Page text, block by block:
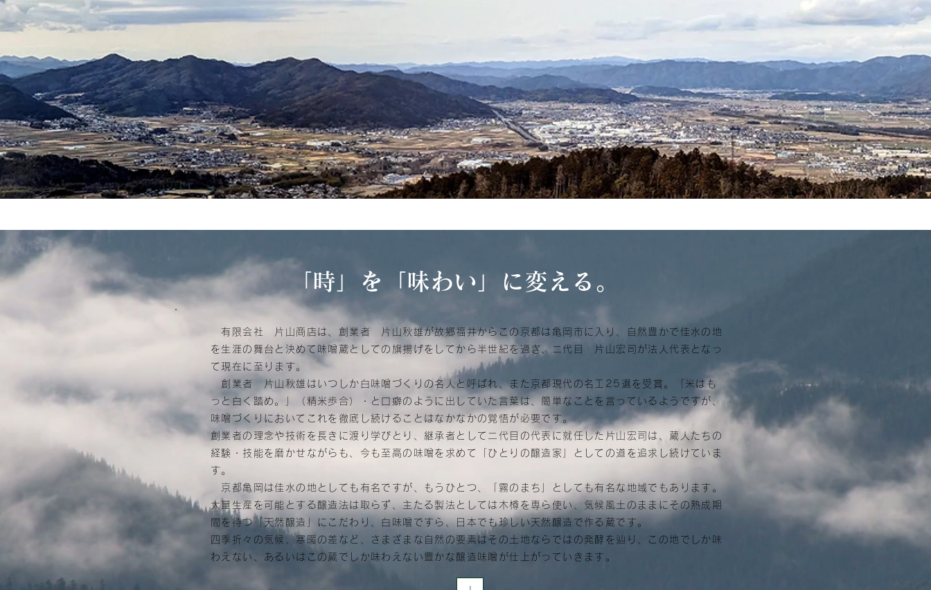
「時」を「味わい」に変える。
有限会社 片山商店は、創業者 片山秋雄が故郷福井からこの京都は亀岡市に入り、自然豊かで佳水の地
を生涯の舞台と決めて味噌蔵としての旗揚げをしてから半世紀を過ぎ、二代目 片山宏司が法人代表となっ
て現在に至ります。
創業者 片山秋雄はいつしか白味噌づくりの名人と呼ばれ、また京都現代の名工25選を受賞。「米はも
っと白く踏め。」（精米歩合）・と口癖のように出していた言葉は、簡単なことを言っているようですが、
味噌づくりにおいてこれを徹底し続けることはなかなかの覚悟が必要です。
創業者の理念や技術を長きに渡り学びとり、継承者として二代目の代表に就任した片山宏司は、蔵人たちの
経験・技能を磨かせながらも、今も至高の味噌を求めて「ひとりの醸造家」としての道を追求し続けていま
す。
京都亀岡は佳水の地としても有名ですが、もうひとつ、「霧のまち」としても有名な地域でもあります。
大量生産を可能とする醸造法は取らず、主たる製法としては木樽を専ら使い、気候風土のままにその熟成期
間を待つ「天然醸造」にこだわり、白味噌ですら、日本でも珍しい天然醸造で作る蔵です。
四季折々の気候、寒暖の差など、さまざまな自然の要素はその土地ならではの発酵を辿り、この地でしか味
わえない、あるいはこの蔵でしか味わえない豊かな醸造味噌が仕上がっていきます。